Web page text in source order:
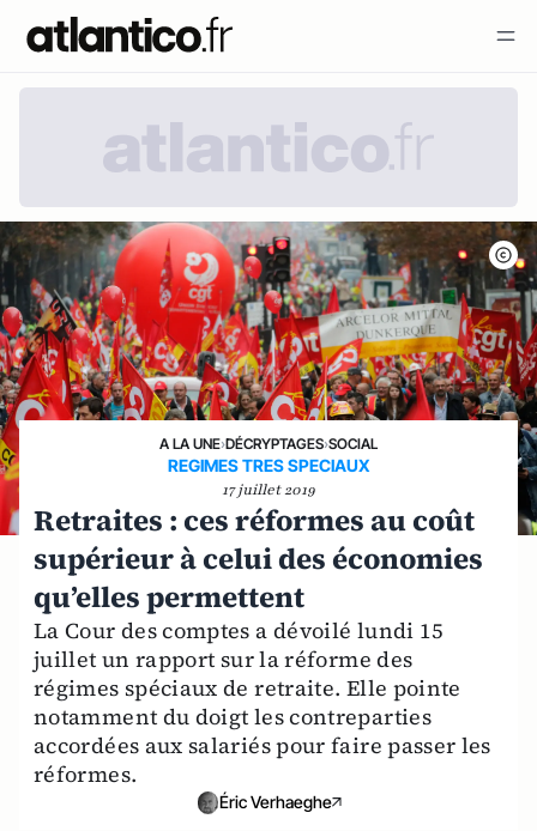
A LA UNE›DÉCRYPTAGES›SOCIAL
REGIMES TRES SPECIAUX
17 juillet 2019
Retraites : ces réformes au coût
supérieur à celui des économies
qu’elles permettent
La Cour des comptes a dévoilé lundi 15
juillet un rapport sur la réforme des
régimes spéciaux de retraite. Elle pointe
notamment du doigt les contreparties
accordées aux salariés pour faire passer les
réformes.
Éric Verhaeghe